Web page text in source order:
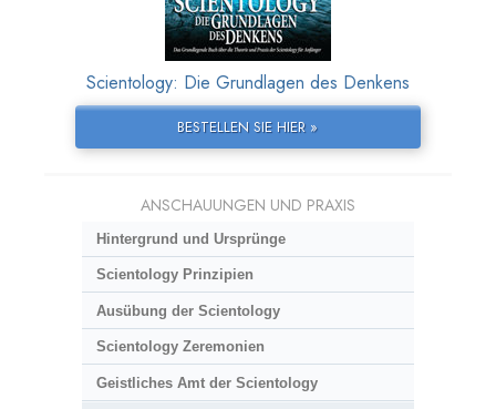
Scientology: Die Grundlagen des Denkens
BESTELLEN SIE HIER »
ANSCHAUUNGEN UND PRAXIS
Hintergrund und Ursprünge
Scientology Prinzipien
Ausübung der Scientology
Scientology Zeremonien
Geistliches Amt der Scientology